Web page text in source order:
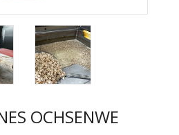
OCHSENWE